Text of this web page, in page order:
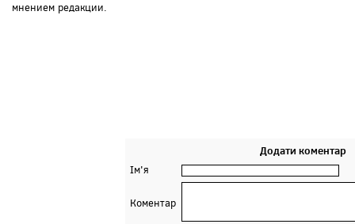
мнением редакции.
Додати коментар
Ім'я
Коментар